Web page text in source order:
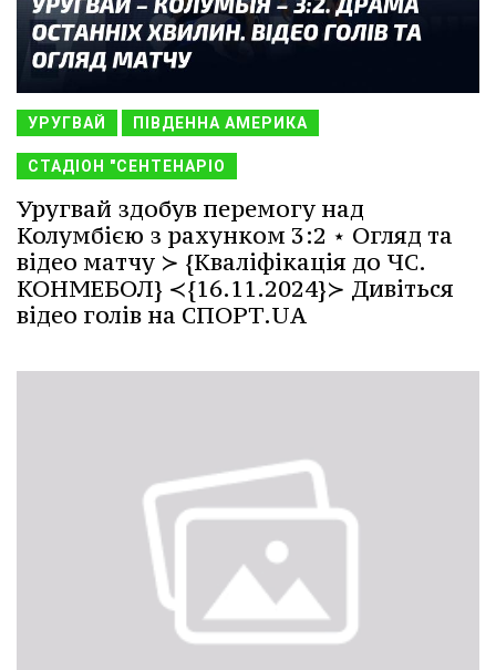
УРУГВАЙ ПІВДЕННА АМЕРИКА
СТАДІОН "СЕНТЕНАРІО
Уругвай здобув перемогу над
Колумбією з рахунком 3:2 ⋆ Огляд та
відео матчу ≻ {Кваліфікація до ЧС.
КОНМЕБОЛ} ≺{16.11.2024}≻ Дивіться
відео голів на СПОРТ.UA